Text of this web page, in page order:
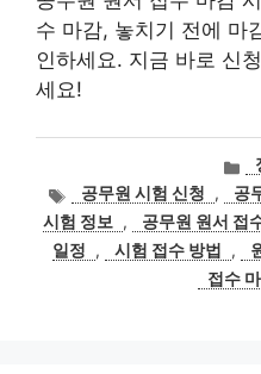
수 마감, 놓치기 전에 마
인하세요. 지금 바로 신
세요!
카
테
고
리
태
그
공무원 시험 신청 , 공
시험 정보
, 공무원 원서 접
일정
, 시험 접수 방법 ,
접수